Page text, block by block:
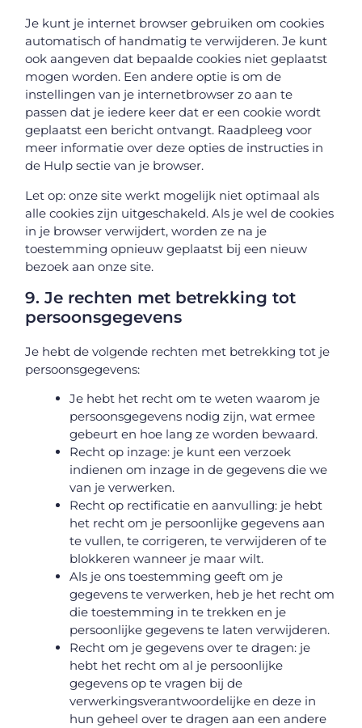
Je kunt je internet browser gebruiken om cookies
automatisch of handmatig te verwijderen. Je kunt
ook aangeven dat bepaalde cookies niet geplaatst
mogen worden. Een andere optie is om de
instellingen van je internetbrowser zo aan te
passen dat je iedere keer dat er een cookie wordt
geplaatst een bericht ontvangt. Raadpleeg voor
meer informatie over deze opties de instructies in
de Hulp sectie van je browser.
Let op: onze site werkt mogelijk niet optimaal als
alle cookies zijn uitgeschakeld. Als je wel de cookies
in je browser verwijdert, worden ze na je
toestemming opnieuw geplaatst bij een nieuw
bezoek aan onze site.
9. Je rechten met betrekking tot
persoonsgegevens
Je hebt de volgende rechten met betrekking tot je
persoonsgegevens:
Je hebt het recht om te weten waarom je
persoonsgegevens nodig zijn, wat ermee
gebeurt en hoe lang ze worden bewaard.
Recht op inzage: je kunt een verzoek
indienen om inzage in de gegevens die we
van je verwerken.
Recht op rectificatie en aanvulling: je hebt
het recht om je persoonlijke gegevens aan
te vullen, te corrigeren, te verwijderen of te
blokkeren wanneer je maar wilt.
Als je ons toestemming geeft om je
gegevens te verwerken, heb je het recht om
die toestemming in te trekken en je
persoonlijke gegevens te laten verwijderen.
Recht om je gegevens over te dragen: je
hebt het recht om al je persoonlijke
gegevens op te vragen bij de
verwerkingsverantwoordelijke en deze in
hun geheel over te dragen aan een andere